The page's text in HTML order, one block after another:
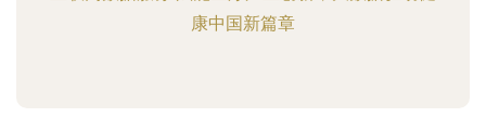
康中国新篇章